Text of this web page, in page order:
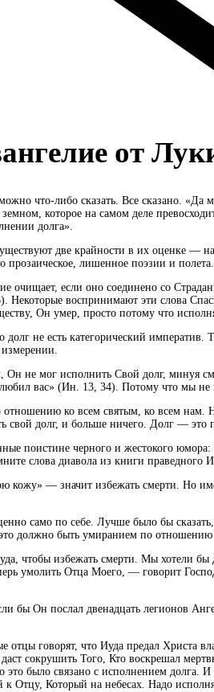
от
что-либо сказать. Все сказано.
земном, которое на самом деле
долга».
две крайности в их оценке —
прозаическое, лишенное поэзии и полета.
очищает, если оно соединено со
Некоторые воспринимают эти слова
Он умер, просто потому что
не есть категорический
не мог исполнить Свой долг, минуя
вас» (Ин. 13, 34). Потому что мы не
ко всем святым, ко всем нам.
свой долг, и больше ничего. Долг — это
поистине черного и жестокого
слова диавола из книги праведного
— значит избежать смерти. Но
само по себе. Лучше было бы
должно быть умиранием по отношению
чтобы избежать смерти. Мы хотели
умолить Отца Моего, — говорит
бы Он послал двенадцать легионов
говорят, что Иуда предал Христа
сокрушить Того, Кто воскрешал
было связано с исполнением долга.
Отцу, Который на небесах. Надо